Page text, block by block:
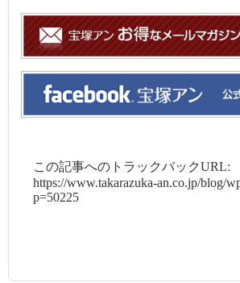
この記事へのトラックバックURL:
https://www.takarazuka-an.co.jp/blog/
p=50225